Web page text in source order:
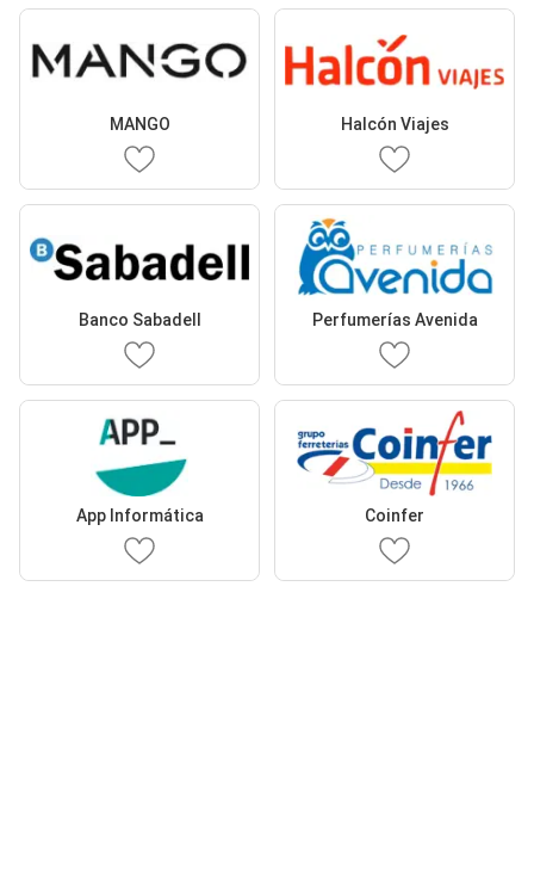
MANGO Halcón Viajes
Banco Sabadell Perfumerías Avenida
App Informática Coinfer